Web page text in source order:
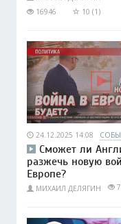
16946
10 (1)
24.12.2025 14:08
Сможет ли
разжечь новую
Европе?
МИХАИЛ ДЕЛЯГИН